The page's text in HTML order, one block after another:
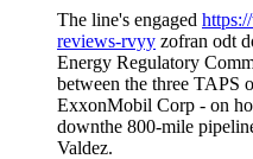
The line's engaged
reviews-rvyy zofran odt
Energy Regulatory
between the three TAPS
ExxonMobil Corp - on
downthe 800-mile
Valdez.